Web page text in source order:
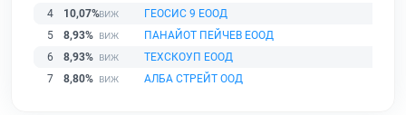
4
10,07%
ГЕОСИС 9 ЕООД
5
8,93%
ПАНАЙОТ ПЕЙЧЕВ ЕООД
6
8,93%
ТЕХСКОУП ЕООД
7
8,80% АЛБА СТРЕЙТ ООД